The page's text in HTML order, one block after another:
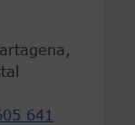
641